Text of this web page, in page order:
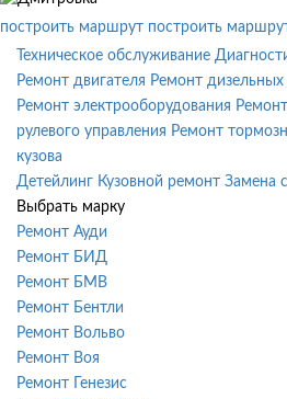
построить маршрут построить
Техническое обслуживание
Ремонт двигателя Ремонт дизельных
Ремонт электрооборудования
рулевого управления Ремонт
кузова
Детейлинг Кузовной ремонт Замена
Выбрать марку
Ремонт Ауди
Ремонт БИД
Ремонт БМВ
Ремонт Бентли
Ремонт Вольво
Ремонт Воя
Ремонт Генезис